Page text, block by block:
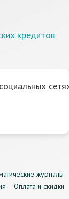
кредитов
журналы
Оплата и скидки